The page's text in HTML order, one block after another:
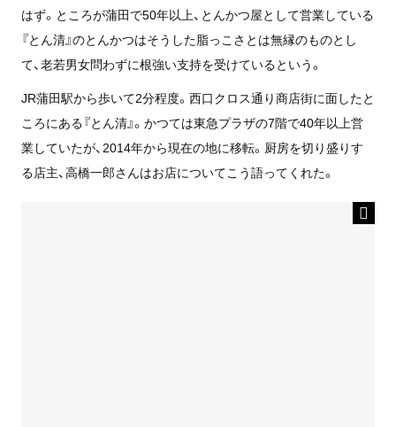
はず。ところが蒲田で50年以上、とんかつ屋として営業している
『とん清』のとんかつはそうした脂っこさとは無縁のものとし
て、老若男女問わずに根強い支持を受けているという。
JR蒲田駅から歩いて2分程度。西口クロス通り商店街に面したと
ころにある『とん清』。かつては東急プラザの7階で40年以上営
業していたが、2014年から現在の地に移転。厨房を切り盛りす
る店主、高橋一郎さんはお店についてこう語ってくれた。